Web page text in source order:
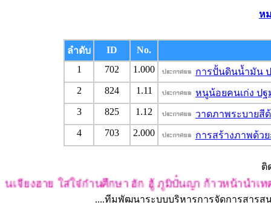
ห
ลำดับ ID
No.
1
702 1.000
การปั้นดินน้ำมัน
2
824 1.11
หนูน้อยคนเก่ง ปฐ
3
825 1.12
วาดภาพระบายสี
4
703 2.000 การสร้างภาพด้ว
ติ
จียงฮาย ใส่ใจ๋ก๋านศึกษา ฮัก ฮู้ ภูมิปั๋นญา ก้าวหน้านำเทค
....ทีมพัฒนาระบบบริหารการจัดการสารส